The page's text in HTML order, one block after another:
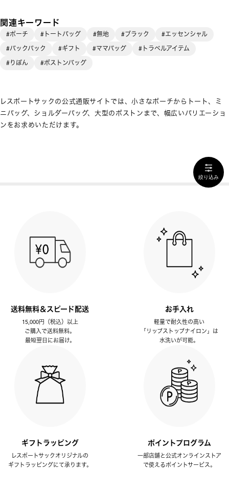
関連キーワード
#ポーチ #トートバッグ #無地 #ブラック
#エッセンシャル
#バックパック
#ギフト #ママバッグ
#トラベルアイテム
#りぼん
#ボストンバッグ
レスポートサックの公式通販サイトでは、小さなポーチからトート、ミ
ニバッグ、ショルダーバッグ、大型のボストンまで、幅広いバリエーショ
ンをお求めいただけます。
絞り込み
送料無料＆スピード配送
15,000円（税込）以上
ご購入で送料無料。
最短翌日にお届け。
お手入れ
軽量で耐久性の高い
「リップストップナイロン」は
水洗いが可能。
ギフトラッピング
レスポートサックオリジナルの
ギフトラッピングにて承ります。
ポイントプログラム
一部店舗と公式オンラインストア
で使えるポイントサービス。